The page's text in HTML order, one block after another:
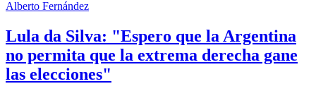
Alberto Fernández
Lula da Silva: "Espero que la Argentina
no permita que la extrema derecha gane
las elecciones"